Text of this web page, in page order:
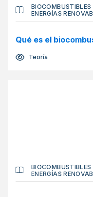
BIOCOMBUSTIBLES
ENERGÍAS
Qué es el
Teoría
BIOCOMBUSTIBLES
ENERGÍAS